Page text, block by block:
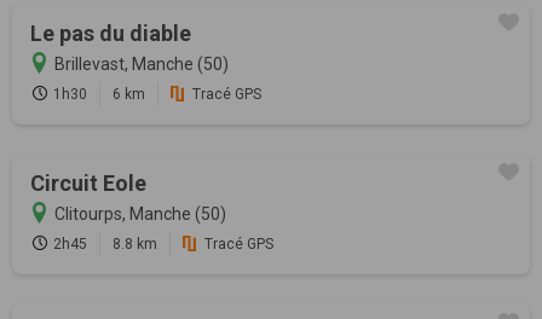
Le pas du diable
Brillevast, Manche (50)
1h30 6 km Tracé GPS
Circuit Eole
Clitourps, Manche (50)
2h45 8.8 km Tracé GPS